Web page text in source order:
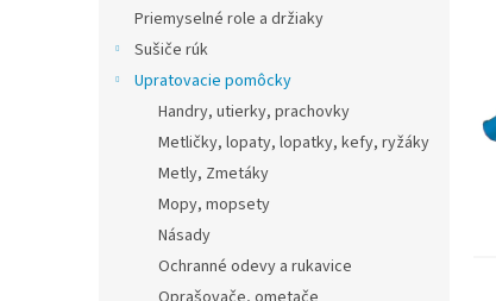
Priemyselné role a držiaky
Sušiče rúk
Upratovacie pomôcky
Handry, utierky, prachovky
Metličky, lopaty, lopatky, kefy, ryžáky
Metly, Zmetáky
Mopy, mopsety
Násady
Ochranné odevy a rukavice